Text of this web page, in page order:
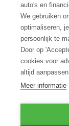
Algemene
Disclaimer
Privacy
Cookies
Cookie policy
auto's en
We gebruiken
optimaliseren,
persoonlijk te
Door op
cookies voor
altijd
Meer informatie